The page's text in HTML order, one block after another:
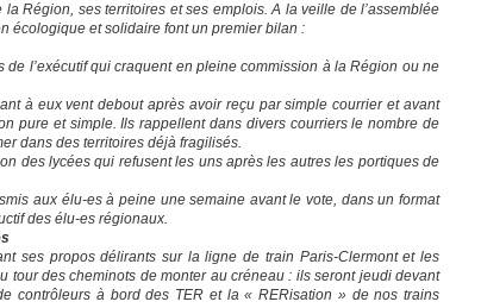
Région, ses territoires et ses emplois. A la veille de l’assemblée
écologique et solidaire font un premier bilan :
de l’exécutif qui craquent en pleine commission à la Région ou ne
à eux vent debout après avoir reçu par simple courrier et avant
pure et simple. Ils rappellent dans divers courriers le nombre de
dans des territoires déjà fragilisés.
des lycées qui refusent les uns après les autres les portiques de
aux élu-es à peine une semaine avant le vote, dans un format
des élu-es régionaux.
ses propos délirants sur la ligne de train Paris-Clermont et les
tour des cheminots de monter au créneau : ils seront jeudi devant
contrôleurs à bord des TER et la « RERisation » de nos trains